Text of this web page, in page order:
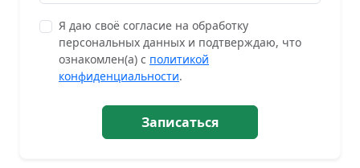
Я даю своё согласие на обработку
персональных данных и подтверждаю, что
ознакомлен(а) с политикой
конфиденциальности.
Записаться